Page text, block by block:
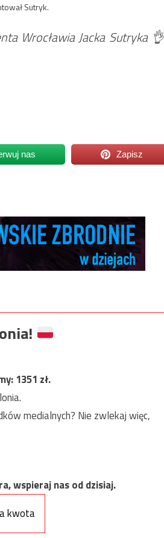
Sutryk.
Wrocławia Jacka Sutryka 👌
nas Zapisz
1351 zł.
medialnych? Nie zwlekaj więc,
wspieraj nas od dzisiaj.
kwota